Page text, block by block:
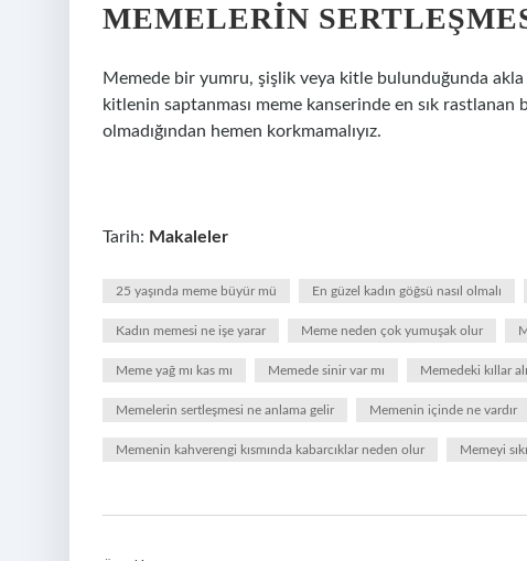
MEMELERIN
Memede bir yumru, şişlik veya kitle bulunduğunda akla
kitlenin saptanması meme kanserinde en sık
olmadığından hemen korkmamalıyız.
Tarih: Makaleler
25 yaşında meme büyür mü En güzel kadın göğsü nasıl olmalı
Kadın memesi ne işe yarar Meme neden çok yumuşak olur
Meme yağ mı kas mı Memede sinir var mı Memedeki kıllar
Memelerin sertleşmesi ne anlama gelir Memenin içinde ne vardır
Memenin kahverengi kısmında kabarcıklar neden olur Memeyi